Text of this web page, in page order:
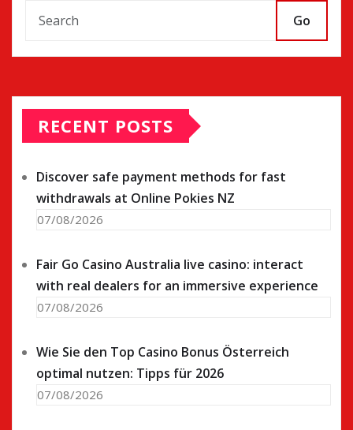
Go
RECENT POSTS
Discover safe payment methods for fast
withdrawals at Online Pokies NZ
07/08/2026
Fair Go Casino Australia live casino: interact
with real dealers for an immersive experience
07/08/2026
Wie Sie den Top Casino Bonus Österreich
optimal nutzen: Tipps für 2026
07/08/2026